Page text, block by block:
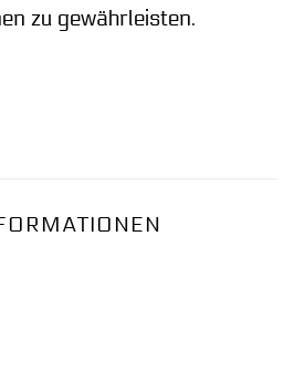
zu gewährleisten.